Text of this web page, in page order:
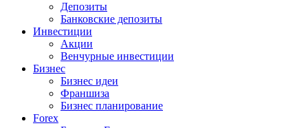
Депозиты
Банковские депозиты
Инвестиции
Акции
Венчурные инвестиции
Бизнес
Бизнес идеи
Франшиза
Бизнес планирование
Forex